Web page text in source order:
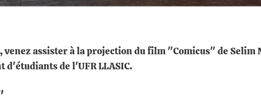
assister à la projection du film "Comicus" de Selim
d'étudiants de l'UFR LLASIC.